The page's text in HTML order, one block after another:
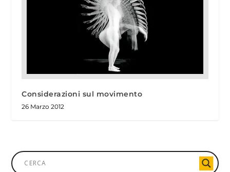
Considerazioni sul movimento
26 Marzo 2012